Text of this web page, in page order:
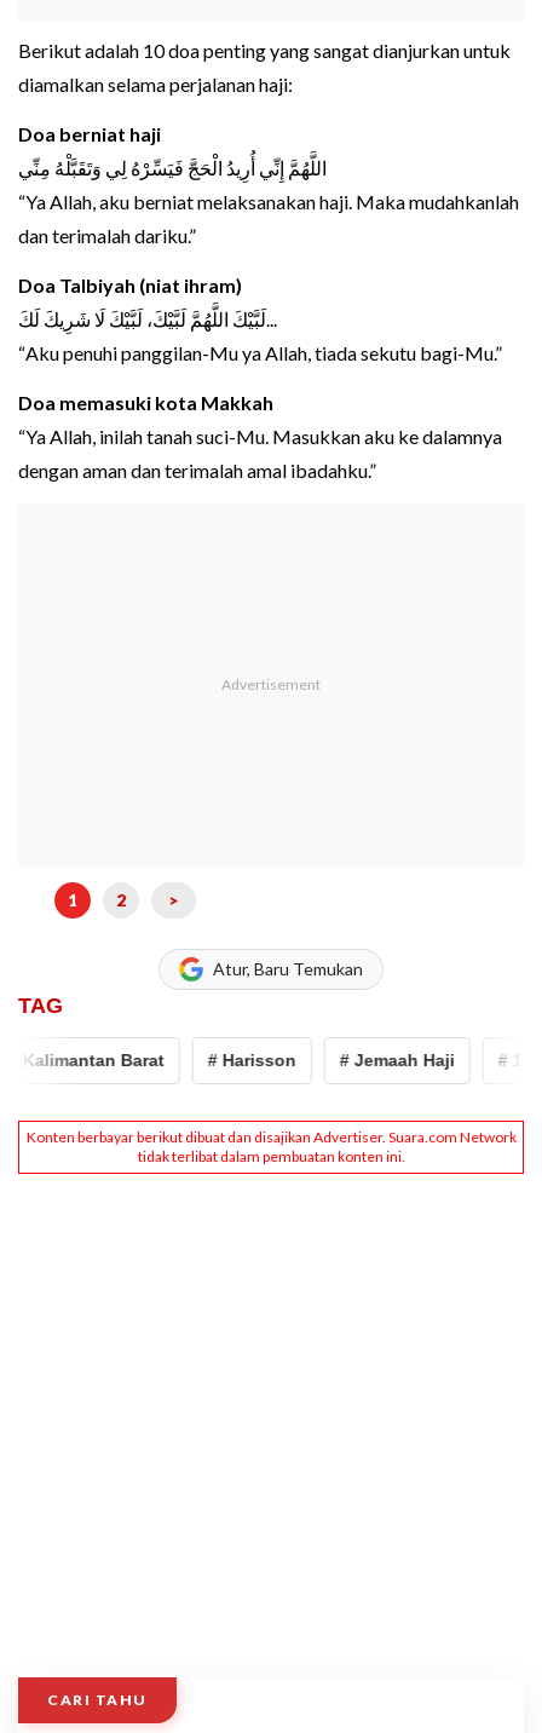
Berikut adalah 10 doa penting yang sangat dianjurkan untuk
diamalkan selama perjalanan haji:
Doa berniat haji
اللَّهُمَّ إِنِّي أُرِيدُ الْحَجَّ فَيَسِّرْهُ لِي وَتَقَبَّلْهُ مِنِّي
“Ya Allah, aku berniat melaksanakan haji. Maka mudahkanlah
dan terimalah dariku.”
Doa Talbiyah (niat ihram)
“Aku penuhi panggilan-Mu ya Allah, tiada sekutu bagi-Mu.”
Doa memasuki kota Makkah
“Ya Allah, inilah tanah suci-Mu. Masukkan aku ke dalamnya
dengan aman dan terimalah amal ibadahku.”
1 2 >
Atur, Baru Temukan
TAG
Barat # Harisson # Jemaah Haji # 10
CARI TAHU